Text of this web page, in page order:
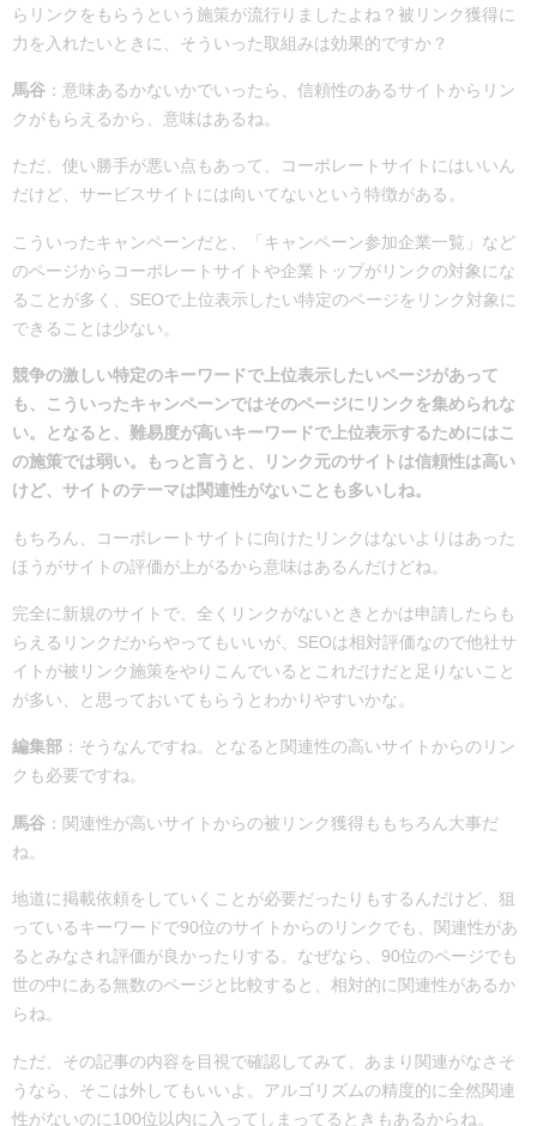
らリンクをもらうという施策が流行りましたよね？ 被リンク獲得に
力を入れたいときに、そういった取組みは効果的ですか？
馬谷 ：意味あるかないかでいったら、信頼性のあるサイトからリン
クがもらえるから、意味はあるね。
ただ、 使い勝手が悪い点もあって、コーポレートサイトにはいいん
だけど、サービスサイトには向いてないという特徴がある。
こういったキャンペーンだと、「キャンペーン参加企業一覧」など
のページからコーポレートサイトや企業トップがリンクの対象にな
ることが多く、SEOで上位表示したい特定のページをリンク対象に
できることは少ない。
競争の激しい特定のキーワードで上位表示したいページがあって
も、こういったキャンペーンではそのページにリンクを集められな
い。となると、難易度が高いキーワードで上位表示するためにはこ
の施策では弱い。もっと言うと、リンク元のサイトは信頼性は高い
けど、サイトのテーマは関連性がないことも多いしね。
もちろん、コーポレートサイトに向けたリンクはないよりはあった
ほうがサイトの評価が上がるから意味はあるんだけどね。
完全に新規のサイトで、全くリンクがないときとかは申請したらも
らえるリンクだからやってもいいが、SEOは相対評価なので他社サ
イトが被リンク施策をやりこんでいるとこれだけだと足りないこと
が多い、と思っておいてもらうとわかりやすいかな。
編集部 ： そうなんですね。となると関連性の高いサイトからのリン
クも必要ですね。
馬谷 ： 関連性が高いサイトからの被リンク獲得ももちろん大事だ
ね。
地道に掲載依頼をしていくことが必要だったりもするんだけど、 狙
っているキーワードで90位のサイトからのリンクでも、関連性があ
るとみなされ評価が良かったりする。なぜなら、90位のページでも
世の中にある無数のページと比較すると、相対的に関連性があるか
らね。
ただ、その記事の内容を目視で確認してみて、あまり関連がなさそ
うなら、そこは外してもいいよ。アルゴリズムの精度的に全然関連
性がないのに100位以内に入ってしまってるときもあるからね。